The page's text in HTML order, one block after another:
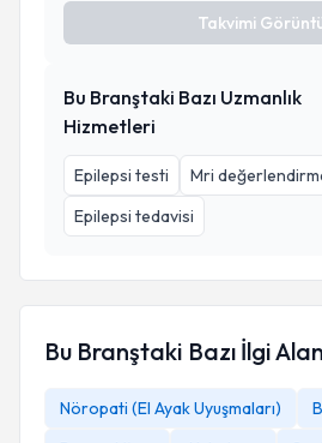
Takvimi
Bu Branştaki Bazı Uzmanlık
Hizmetleri
Epilepsi testi
Mri
Epilepsi tedavisi
Bu Branştaki Bazı İlgi
Nöropati (El Ayak Uyuşmaları)